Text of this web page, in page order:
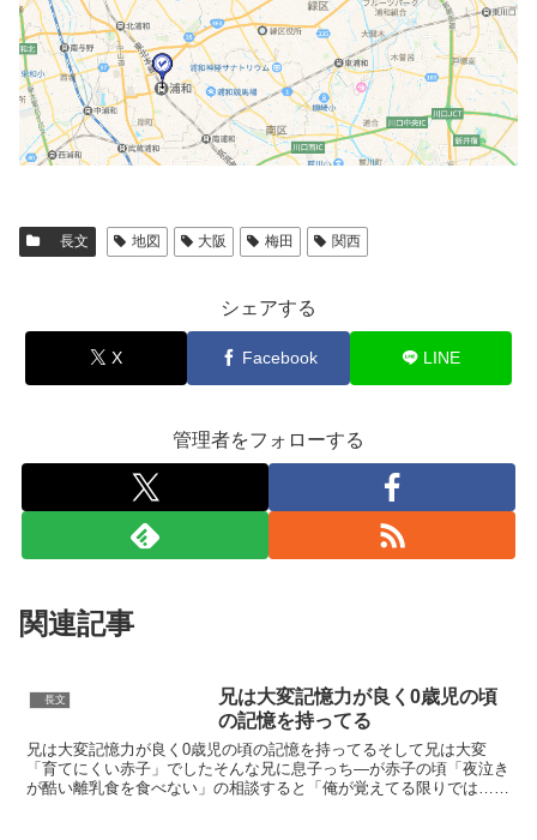
長文 地図 大阪 梅田 関西
シェアする
X Facebook LINE
管理者をフォローする
関連記事
長文
兄は大変記憶力が良く0歳児の頃
の記憶を持ってる
兄は大変記憶力が良く0歳児の頃の記憶を持ってるそして兄は大変
「育てにくい赤子」でしたそんな兄に息子っち―が赤子の頃「夜泣き
が酷い離乳食を食べない」の相談すると「俺が覚えてる限りでは…」